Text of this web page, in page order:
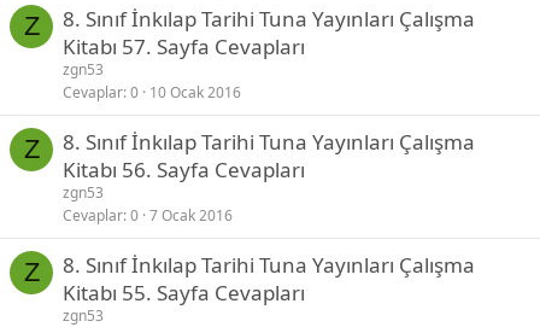
Z
8. Sınıf İnkılap Tarihi Tuna Yayınları Çalışma
Kitabı 57. Sayfa Cevapları
zgn53
Cevaplar 0 10 Ocak 2016
Z
8. Sınıf İnkılap Tarihi Tuna Yayınları Çalışma
Kitabı 56. Sayfa Cevapları
zgn53
Cevaplar 0 7 Ocak 2016
Z
8. Sınıf İnkılap Tarihi Tuna Yayınları Çalışma
Kitabı 55. Sayfa Cevapları
zgn53